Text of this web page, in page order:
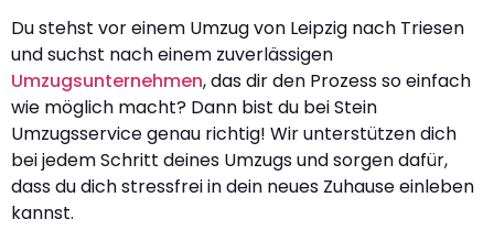
Du stehst vor einem Umzug von Leipzig nach Triesen
und suchst nach einem zuverlässigen
Umzugsunternehmen, das dir den Prozess so einfach
wie möglich macht? Dann bist du bei Stein
Umzugsservice genau richtig! Wir unterstützen dich
bei jedem Schritt deines Umzugs und sorgen dafür,
dass du dich stressfrei in dein neues Zuhause einleben
kannst.